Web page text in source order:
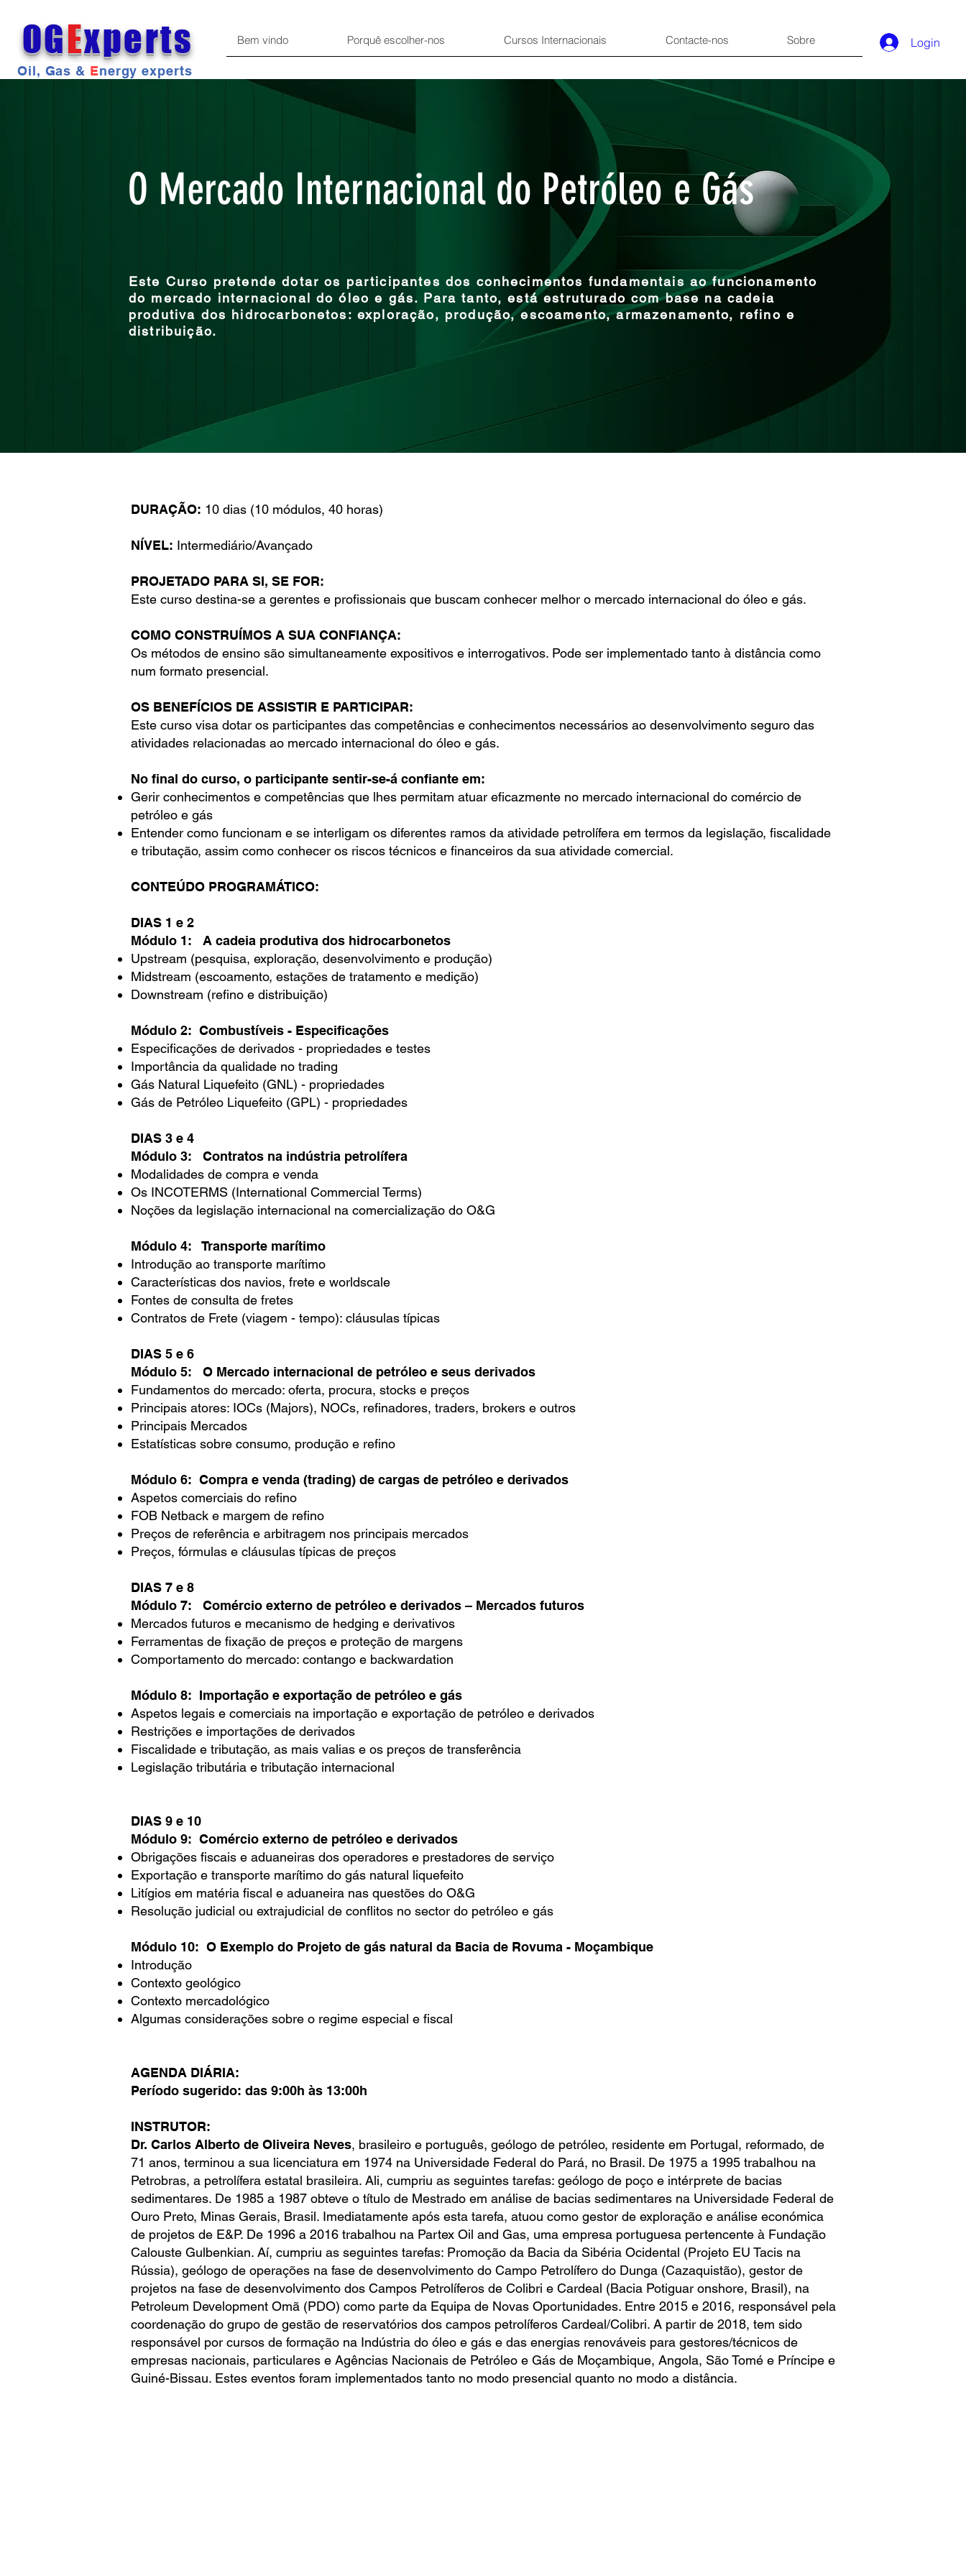
OGExperts
Oil, Gas & Energy experts
Bem vindo Porquê escolher-nos Cursos Internacionais Contacte-nos Sobre Login
O Mercado Internacional do Petróleo e Gás
Este Curso pretende dotar os participantes dos conhecimentos fundamentais ao funcionamento
do mercado internacional do óleo e gás. Para tanto, está estruturado com base na cadeia
produtiva dos hidrocarbonetos: exploração, produção, escoamento, armazenamento, refino e
distribuição.
DURAÇÃO: 10 dias (10 módulos, 40 horas)
NÍVEL: Intermediário/Avançado
PROJETADO PARA SI, SE FOR:
Este curso destina-se a gerentes e profissionais que buscam conhecer melhor o mercado internacional do óleo e gás.
COMO CONSTRUÍMOS A SUA CONFIANÇA:
Os métodos de ensino são simultaneamente expositivos e interrogativos. Pode ser implementado tanto à distância como
num formato presencial.
OS BENEFÍCIOS DE ASSISTIR E PARTICIPAR:
Este curso visa dotar os participantes das competências e conhecimentos necessários ao desenvolvimento seguro das
atividades relacionadas ao mercado internacional do óleo e gás.
No final do curso, o participante sentir-se-á confiante em:
Gerir conhecimentos e competências que lhes permitam atuar eficazmente no mercado internacional do comércio de
petróleo e gás
Entender como funcionam e se interligam os diferentes ramos da atividade petrolífera em termos da legislação, fiscalidade
e tributação, assim como conhecer os riscos técnicos e financeiros da sua atividade comercial.
CONTEÚDO PROGRAMÁTICO:
DIAS 1 e 2
Módulo 1: A cadeia produtiva dos hidrocarbonetos
Upstream (pesquisa, exploração, desenvolvimento e produção)
Midstream (escoamento, estações de tratamento e medição)
Downstream (refino e distribuição)
Módulo 2: Combustíveis - Especificações
Especificações de derivados - propriedades e testes
Importância da qualidade no trading
Gás Natural Liquefeito (GNL) - propriedades
Gás de Petróleo Liquefeito (GPL) - propriedades
DIAS 3 e 4
Módulo 3: Contratos na indústria petrolífera
Modalidades de compra e venda
Os INCOTERMS (International Commercial Terms)
Noções da legislação internacional na comercialização do O&G
Módulo 4: Transporte marítimo
Introdução ao transporte marítimo
Características dos navios, frete e worldscale
Fontes de consulta de fretes
Contratos de Frete (viagem - tempo): cláusulas típicas
DIAS 5 e 6
Módulo 5: O Mercado internacional de petróleo e seus derivados
Fundamentos do mercado: oferta, procura, stocks e preços
Principais atores: IOCs (Majors), NOCs, refinadores, traders, brokers e outros
Principais Mercados
Estatísticas sobre consumo, produção e refino
Módulo 6: Compra e venda (trading) de cargas de petróleo e derivados
Aspetos comerciais do refino
FOB Netback e margem de refino
Preços de referência e arbitragem nos principais mercados
Preços, fórmulas e cláusulas típicas de preços
DIAS 7 e 8
Módulo 7: Comércio externo de petróleo e derivados – Mercados futuros
Mercados futuros e mecanismo de hedging e derivativos
Ferramentas de fixação de preços e proteção de margens
Comportamento do mercado: contango e backwardation
Módulo 8: Importação e exportação de petróleo e gás
Aspetos legais e comerciais na importação e exportação de petróleo e derivados
Restrições e importações de derivados
Fiscalidade e tributação, as mais valias e os preços de transferência
Legislação tributária e tributação internacional
DIAS 9 e 10
Módulo 9: Comércio externo de petróleo e derivados
Obrigações fiscais e aduaneiras dos operadores e prestadores de serviço
Exportação e transporte marítimo do gás natural liquefeito
Litígios em matéria fiscal e aduaneira nas questões do O&G
Resolução judicial ou extrajudicial de conflitos no sector do petróleo e gás
Módulo 10: O Exemplo do Projeto de gás natural da Bacia de Rovuma - Moçambique
Introdução
Contexto geológico
Contexto mercadológico
Algumas considerações sobre o regime especial e fiscal
AGENDA DIÁRIA:
Período sugerido: das 9:00h às 13:00h
INSTRUTOR:
Dr. Carlos Alberto de Oliveira Neves, brasileiro e português, geólogo de petróleo, residente em Portugal, reformado, de
71 anos, terminou a sua licenciatura em 1974 na Universidade Federal do Pará, no Brasil. De 1975 a 1995 trabalhou na
Petrobras, a petrolífera estatal brasileira. Ali, cumpriu as seguintes tarefas: geólogo de poço e intérprete de bacias
sedimentares. De 1985 a 1987 obteve o título de Mestrado em análise de bacias sedimentares na Universidade Federal de
Ouro Preto, Minas Gerais, Brasil. Imediatamente após esta tarefa, atuou como gestor de exploração e análise económica
de projetos de E&P. De 1996 a 2016 trabalhou na Partex Oil and Gas, uma empresa portuguesa pertencente à Fundação
Calouste Gulbenkian. Aí, cumpriu as seguintes tarefas: Promoção da Bacia da Sibéria Ocidental (Projeto EU Tacis na
Rússia), geólogo de operações na fase de desenvolvimento do Campo Petrolífero do Dunga (Cazaquistão), gestor de
projetos na fase de desenvolvimento dos Campos Petrolíferos de Colibri e Cardeal (Bacia Potiguar onshore, Brasil), na
Petroleum Development Omã (PDO) como parte da Equipa de Novas Oportunidades. Entre 2015 e 2016, responsável pela
coordenação do grupo de gestão de reservatórios dos campos petrolíferos Cardeal/Colibri. A partir de 2018, tem sido
responsável por cursos de formação na Indústria do óleo e gás e das energias renováveis para gestores/técnicos de
empresas nacionais, particulares e Agências Nacionais de Petróleo e Gás de Moçambique, Angola, São Tomé e Príncipe e
Guiné-Bissau. Estes eventos foram implementados tanto no modo presencial quanto no modo a distância.